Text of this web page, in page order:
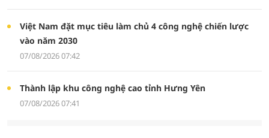
Việt Nam đặt mục tiêu làm chủ 4 công nghệ chiến lược
vào năm 2030
07/08/2026 07:42
Thành lập khu công nghệ cao tỉnh Hưng Yên
07/08/2026 07:41